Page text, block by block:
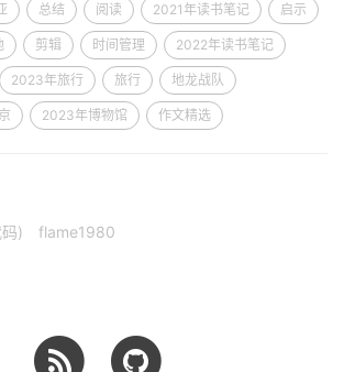
总结 阅读 2021年读书笔记 启示
剪辑 时间管理 2022年读书笔记
2023年旅行 旅行 地龙战队
2023年博物馆 作文精选
) flame1980